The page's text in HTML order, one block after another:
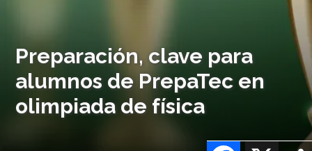
Preparación, clave para
alumnos de PrepaTec en
olimpiada de física
X
Facebook